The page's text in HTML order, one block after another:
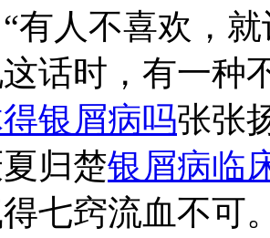
有人不喜欢，
话时，有一种
银屑病吗张张
归楚银屑病临
七窍流血不可